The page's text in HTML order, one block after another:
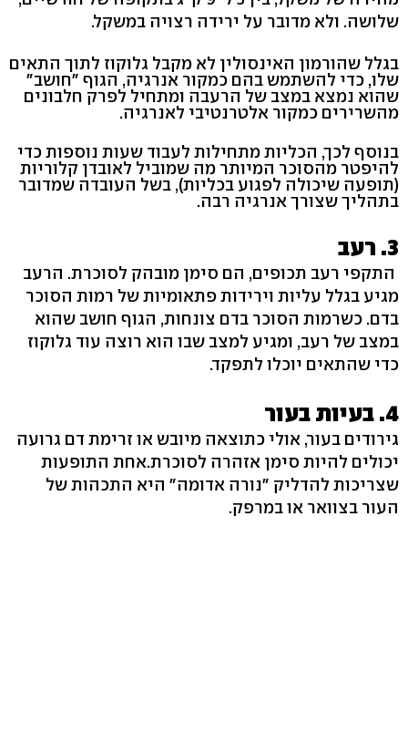
שלושה. ולא מדובר על ירידה רצויה במשקל.
בגלל שהורמון האינסולין לא מקבל גלוקוז לתוך התאים
שלו, כדי להשתמש בהם כמקור אנרגיה, הגוף "חושב"
שהוא נמצא במצב של הרעבה ומתחיל לפרק חלבונים
מהשרירים כמקור אלטרנטיבי לאנרגיה.
בנוסף לכך, הכליות מתחילות לעבוד שעות נוספות כדי
להיפטר מהסוכר המיותר מה שמוביל לאובדן קלוריות
(תופעה שיכולה לפגוע בכליות), בשל העובדה שמדובר
בתהליך שצורך אנרגיה רבה.
3. רעב
התקפי רעב תכופים, הם סימן מובהק לסוכרת. הרעב
מגיע בגלל עליות וירידות פתאומיות של רמות הסוכר
בדם. כשרמות הסוכר בדם צונחות, הגוף חושב שהוא
במצב של רעב, ומגיע למצב שבו הוא רוצה עוד גלוקוז
כדי שהתאים יוכלו לתפקד.
4. בעיות בעור
גירודים בעור, אולי כתוצאה מיובש או זרימת דם גרועה
יכולים להיות סימן אזהרה לסוכרת.אחת התופעות
שצריכות להדליק "נורה אדומה" היא התכהות של
העור בצוואר או במרפק.